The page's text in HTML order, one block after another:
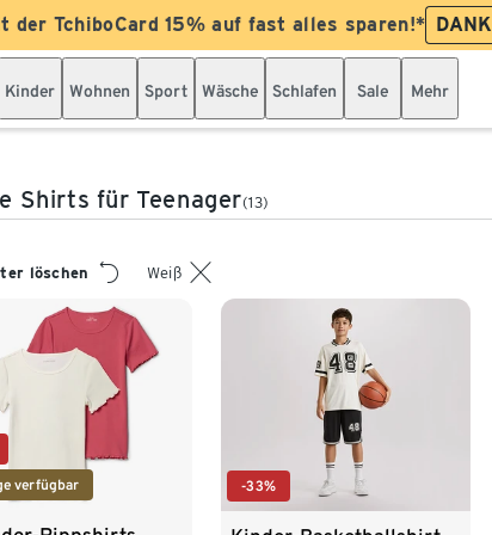
der TchiboCard 15% auf fast alles sparen!*
Kinder Wohnen Sport Wäsche Schlafen Sale Mehr
Shirts für Teenager(13)
löschen Weiß
verfügbar -33%